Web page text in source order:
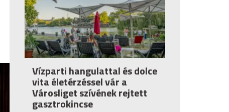
Vízparti hangulattal és dolce
vita életérzéssel vár a
Városliget szívének rejtett
gasztrokincse